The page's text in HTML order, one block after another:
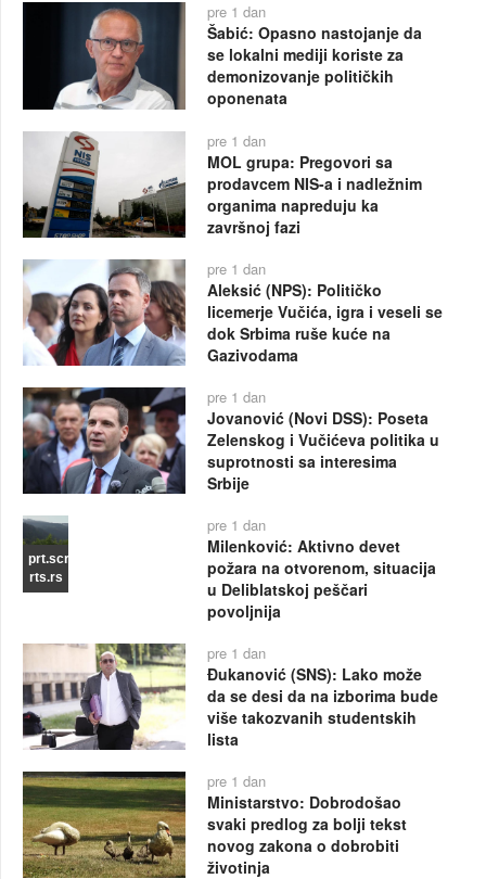
pre 1 dan
Šabić: Opasno nastojanje da
se lokalni mediji koriste za
demonizovanje političkih
oponenata
pre 1 dan
MOL grupa: Pregovori sa
prodavcem NIS-a i nadležnim
organima napreduju ka
završnoj fazi
pre 1 dan
Aleksić (NPS): Političko
licemerje Vučića, igra i veseli se
dok Srbima ruše kuće na
Gazivodama
pre 1 dan
Jovanović (Novi DSS): Poseta
Zelenskog i Vučićeva politika u
suprotnosti sa interesima
Srbije
prt.scr
rts.rs
pre 1 dan
Milenković: Aktivno devet
požara na otvorenom, situacija
u Deliblatskoj peščari
povoljnija
pre 1 dan
Đukanović (SNS): Lako može
da se desi da na izborima bude
više takozvanih studentskih
lista
pre 1 dan
Ministarstvo: Dobrodošao
svaki predlog za bolji tekst
novog zakona o dobrobiti
životinja